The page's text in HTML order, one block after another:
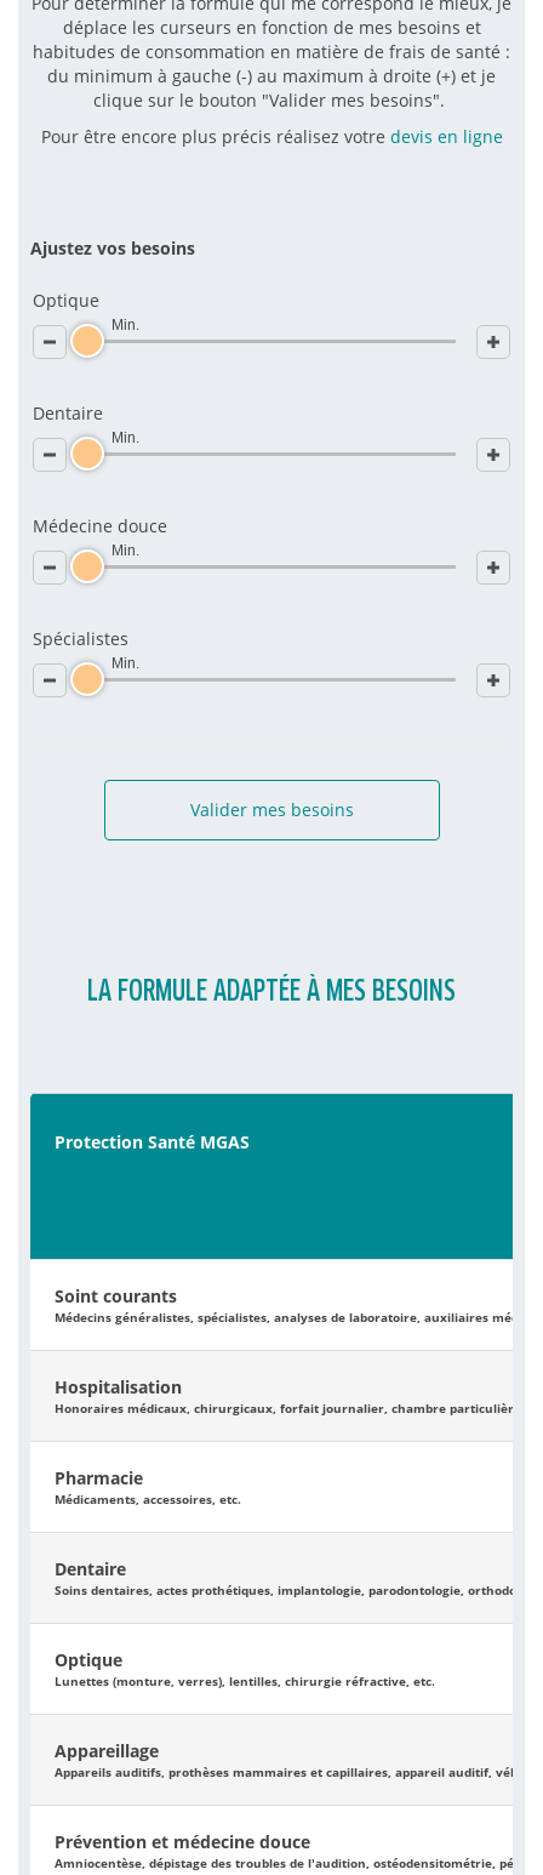
déplace les curseurs en fonction de mes besoins et
habitudes de consommation en matière de frais de santé :
du minimum à gauche (-) au maximum à droite (+) et je
clique sur le bouton "Valider mes besoins".
Pour être encore plus précis réalisez votre devis en ligne
Ajustez vos besoins
Optique
Min.
Dentaire
Min.
Médecine douce
Min.
Spécialistes
Min.
Valider mes besoins
LA FORMULE ADAPTÉE À MES BESOINS
Protection Santé MGAS
Soint courants
Médecins généralistes, spécialistes, analyses de laboratoire, auxiliaires
Hospitalisation
Honoraires médicaux, chirurgicaux, forfait journalier, chambre particulière,
Pharmacie
Médicaments, accessoires, etc.
Dentaire
Soins dentaires, actes prothétiques, implantologie, parodontologie,
Optique
Lunettes (monture, verres), lentilles, chirurgie réfractive, etc.
Appareillage
Appareils auditifs, prothèses mammaires et capillaires, appareil auditif,
Prévention et médecine douce
Amniocentèse, dépistage des troubles de l'audition, ostéodensitométrie,